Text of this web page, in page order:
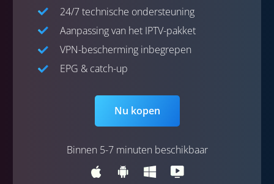
24/7 technische ondersteuning
Aanpassing van het IPTV-pakket
VPN-bescherming inbegrepen
EPG & catch-up
Nu kopen
Binnen 5-7 minuten beschikbaar